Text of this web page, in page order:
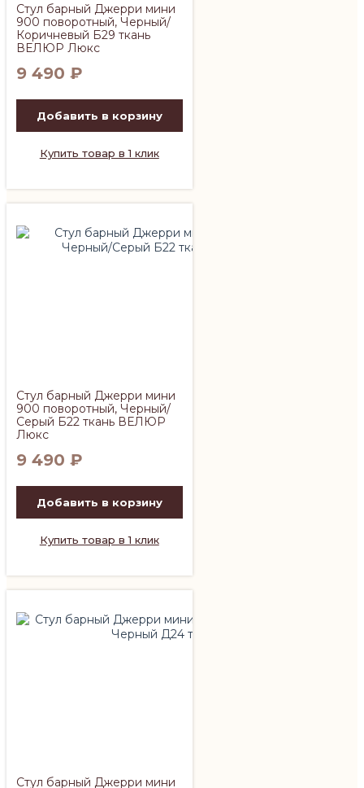
Стул барный Джерри мини
900 поворотный, Черный/
Коричневый Б29 ткань
ВЕЛЮР Люкс
9 490 ₽
Добавить в корзину
Купить товар в 1 клик
Стул барный Джерри мини
900 поворотный, Черный/
Серый Б22 ткань ВЕЛЮР
Люкс
9 490 ₽
Добавить в корзину
Купить товар в 1 клик
Стул барный Джерри мини